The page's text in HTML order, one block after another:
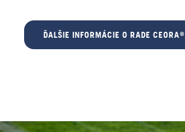
ĎALŠIE INFORMÁCIE O RADE CEORA®